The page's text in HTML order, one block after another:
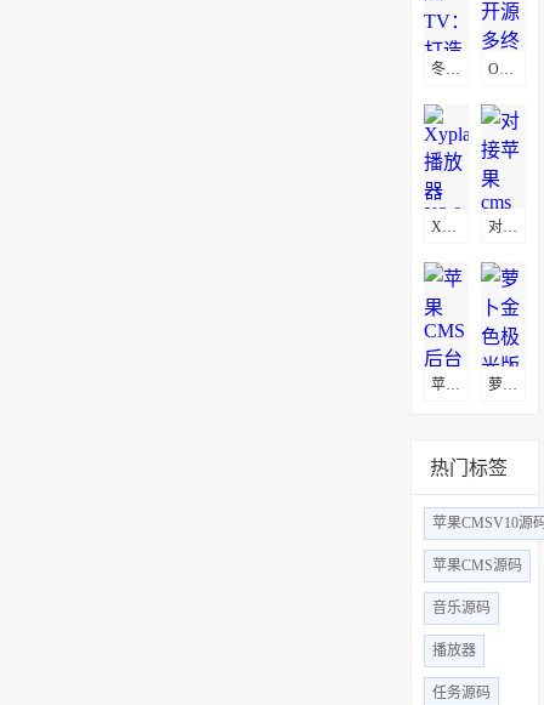
OuonnkiTV：开源多终端个人视频源码
对接苹果cms影视小程序源码,支持josn官解+卡密系统
萝卜金色极光版原生APP源码下载
热门标签
苹果CMSV10源
苹果CMS源码
音乐源码
播放器
任务源码